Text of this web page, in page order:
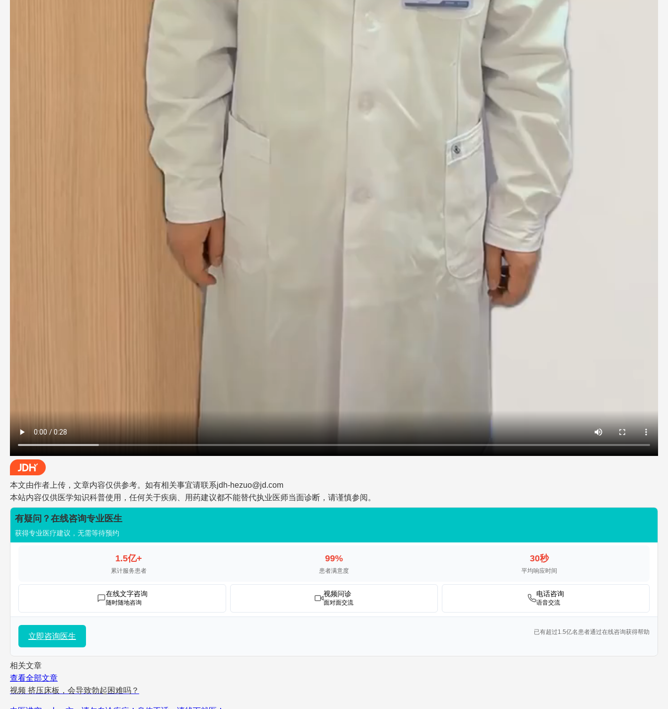
本文由作者上传，文章内容仅供参考。如有相关事宜请联系jdh-hezuo@jd.com
本站内容仅供医学知识科普使用，任何关于疾病、用药建议都不能替代执业医师当面诊断，请谨慎参阅。
有疑问？在线咨询专业医生
获得专业医疗建议，无需等待预约
1.5亿+
累计服务患者
99%
患者满意度
30秒
平均响应时间
在线文字咨询
随时随地咨询
视频问诊
面对面交流
电话咨询
语音交流
立即咨询医生 已有超过1.5亿名患者通过在线咨询获得帮助
相关文章
查看全部文章
视频 挤压床板，会导致勃起困难吗？